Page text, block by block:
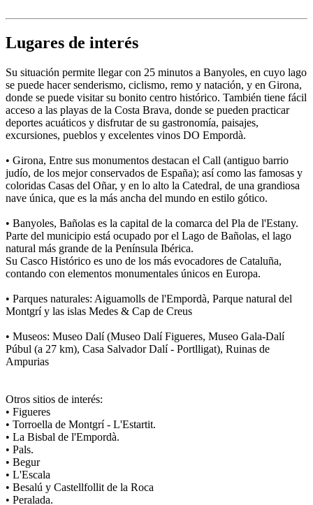
Lugares de interés
Su situación permite llegar con 25 minutos a Banyoles, en cuyo lago
se puede hacer senderismo, ciclismo, remo y natación, y en Girona,
donde se puede visitar su bonito centro histórico. También tiene fácil
acceso a las playas de la Costa Brava, donde se pueden practicar
deportes acuáticos y disfrutar de su gastronomía, paisajes,
excursiones, pueblos y excelentes vinos DO Empordà.
• Girona, Entre sus monumentos destacan el Call (antiguo barrio
judío, de los mejor conservados de España); así como las famosas y
coloridas Casas del Oñar, y en lo alto la Catedral, de una grandiosa
nave única, que es la más ancha del mundo en estilo gótico.
• Banyoles, Bañolas es la capital de la comarca del Pla de l'Estany.
Parte del municipio está ocupado por el Lago de Bañolas, el lago
natural más grande de la Península Ibérica.
Su Casco Histórico es uno de los más evocadores de Cataluña,
contando con elementos monumentales únicos en Europa.
• Parques naturales: Aiguamolls de l'Empordà, Parque natural del
Montgrí y las islas Medes & Cap de Creus
• Museos: Museo Dalí (Museo Dalí Figueres, Museo Gala-Dalí
Púbul (a 27 km), Casa Salvador Dalí - Portlligat), Ruinas de
Ampurias
Otros sitios de interés:
• Figueres
• Torroella de Montgrí - L'Estartit.
• La Bisbal de l'Empordà.
• Pals.
• Begur
• L'Escala
• Besalú y Castellfollit de la Roca
• Peralada.